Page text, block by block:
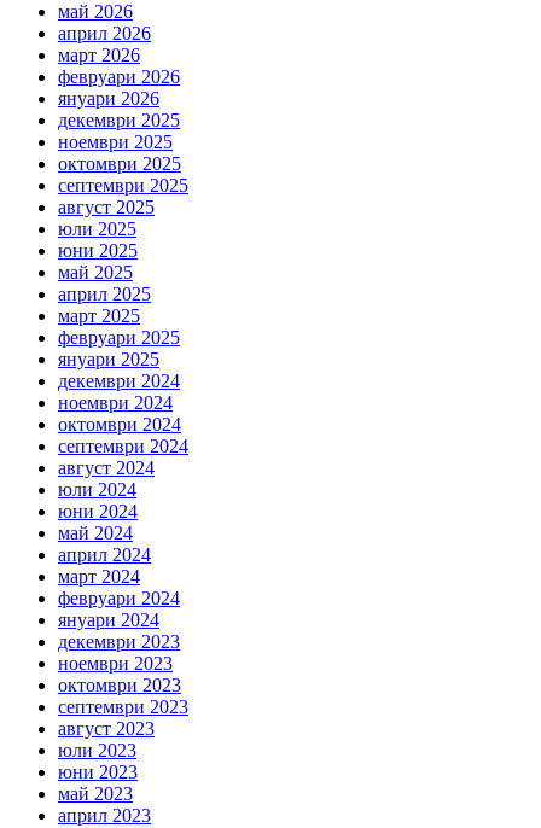
май 2026
април 2026
март 2026
февруари 2026
януари 2026
декември 2025
ноември 2025
октомври 2025
септември 2025
август 2025
юли 2025
юни 2025
май 2025
април 2025
март 2025
февруари 2025
януари 2025
декември 2024
ноември 2024
октомври 2024
септември 2024
август 2024
юли 2024
юни 2024
май 2024
април 2024
март 2024
февруари 2024
януари 2024
декември 2023
ноември 2023
октомври 2023
септември 2023
август 2023
юли 2023
юни 2023
май 2023
април 2023